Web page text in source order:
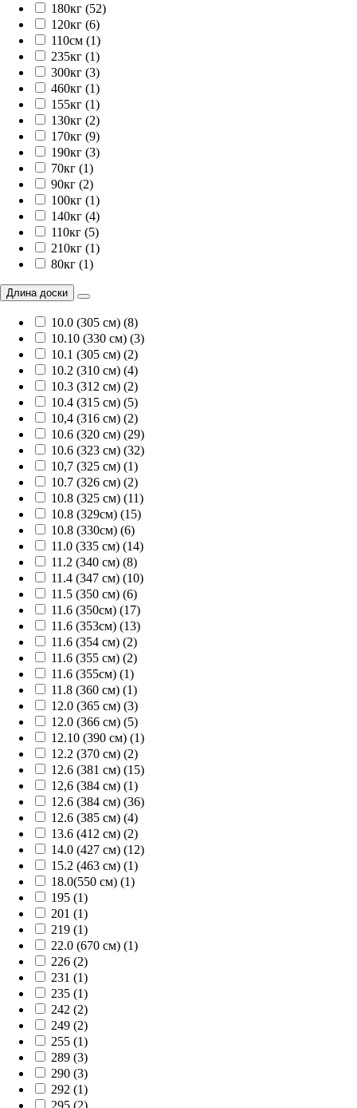
180кг (52)
120кг (6)
110см (1)
235кг (1)
300кг (3)
460кг (1)
155кг (1)
130кг (2)
170кг (9)
190кг (3)
70кг (1)
90кг (2)
100кг (1)
140кг (4)
110кг (5)
210кг (1)
80кг (1)
Длина доски
10.0 (305 см) (8)
10.10 (330 см) (3)
10.1 (305 см) (2)
10.2 (310 см) (4)
10.3 (312 см) (2)
10.4 (315 см) (5)
10,4 (316 см) (2)
10.6 (320 см) (29)
10.6 (323 см) (32)
10,7 (325 см) (1)
10.7 (326 см) (2)
10.8 (325 см) (11)
10.8 (329см) (15)
10.8 (330см) (6)
11.0 (335 см) (14)
11.2 (340 см) (8)
11.4 (347 см) (10)
11.5 (350 см) (6)
11.6 (350см) (17)
11.6 (353см) (13)
11.6 (354 см) (2)
11.6 (355 см) (2)
11.6 (355см) (1)
11.8 (360 см) (1)
12.0 (365 см) (3)
12.0 (366 см) (5)
12.10 (390 см) (1)
12.2 (370 см) (2)
12.6 (381 см) (15)
12,6 (384 см) (1)
12.6 (384 см) (36)
12.6 (385 см) (4)
13.6 (412 см) (2)
14.0 (427 см) (12)
15.2 (463 см) (1)
18.0(550 см) (1)
195 (1)
201 (1)
219 (1)
22.0 (670 см) (1)
226 (2)
231 (1)
235 (1)
242 (2)
249 (2)
255 (1)
289 (3)
290 (3)
292 (1)
295 (2)